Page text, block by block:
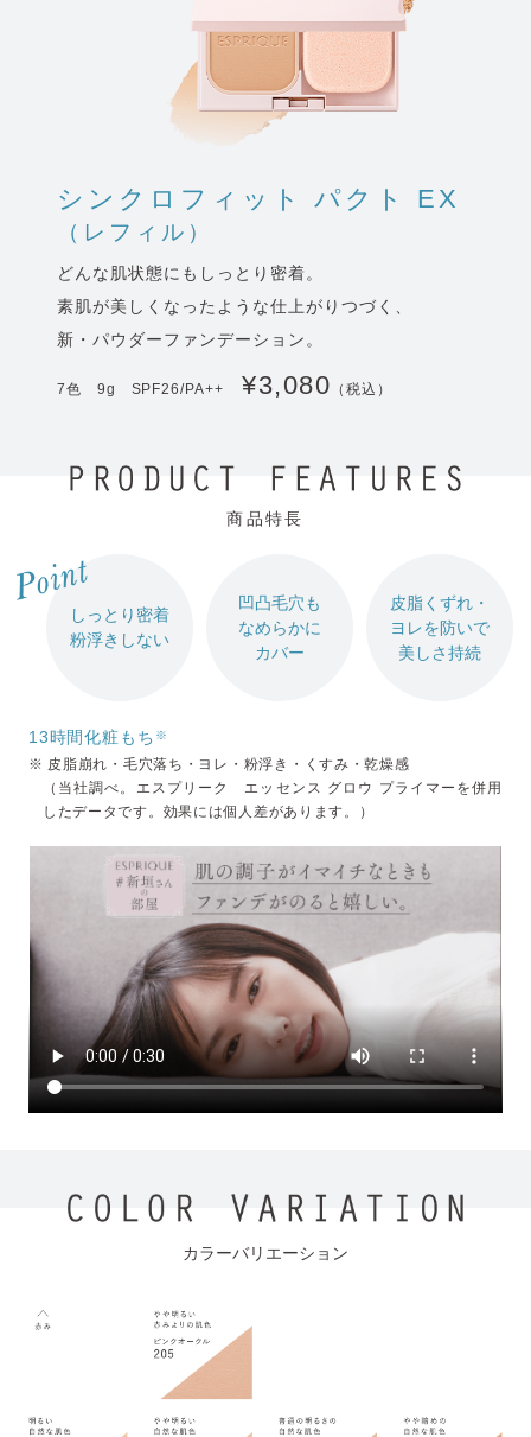
シンクロフィット パクト EX
（レフィル）
どんな肌状態にもしっとり密着。
素肌が美しくなったような仕上がりつづく、
新・パウダーファンデーション。
7色 9g SPF26/PA++ ¥3,080 （税込）
商品特長
しっとり密着
粉浮きしない
凹凸毛穴も
なめらかに
カバー
皮脂くずれ・
ヨレを防いで
美しさ持続
13時間化粧もち ※
※ 皮脂崩れ・毛穴落ち・ヨレ・粉浮き・くすみ・乾燥感
（当社調べ。エスプリーク エッセンス グロウ プライマーを併用
したデータです。効果には個人差があります。）
カラーバリエーション